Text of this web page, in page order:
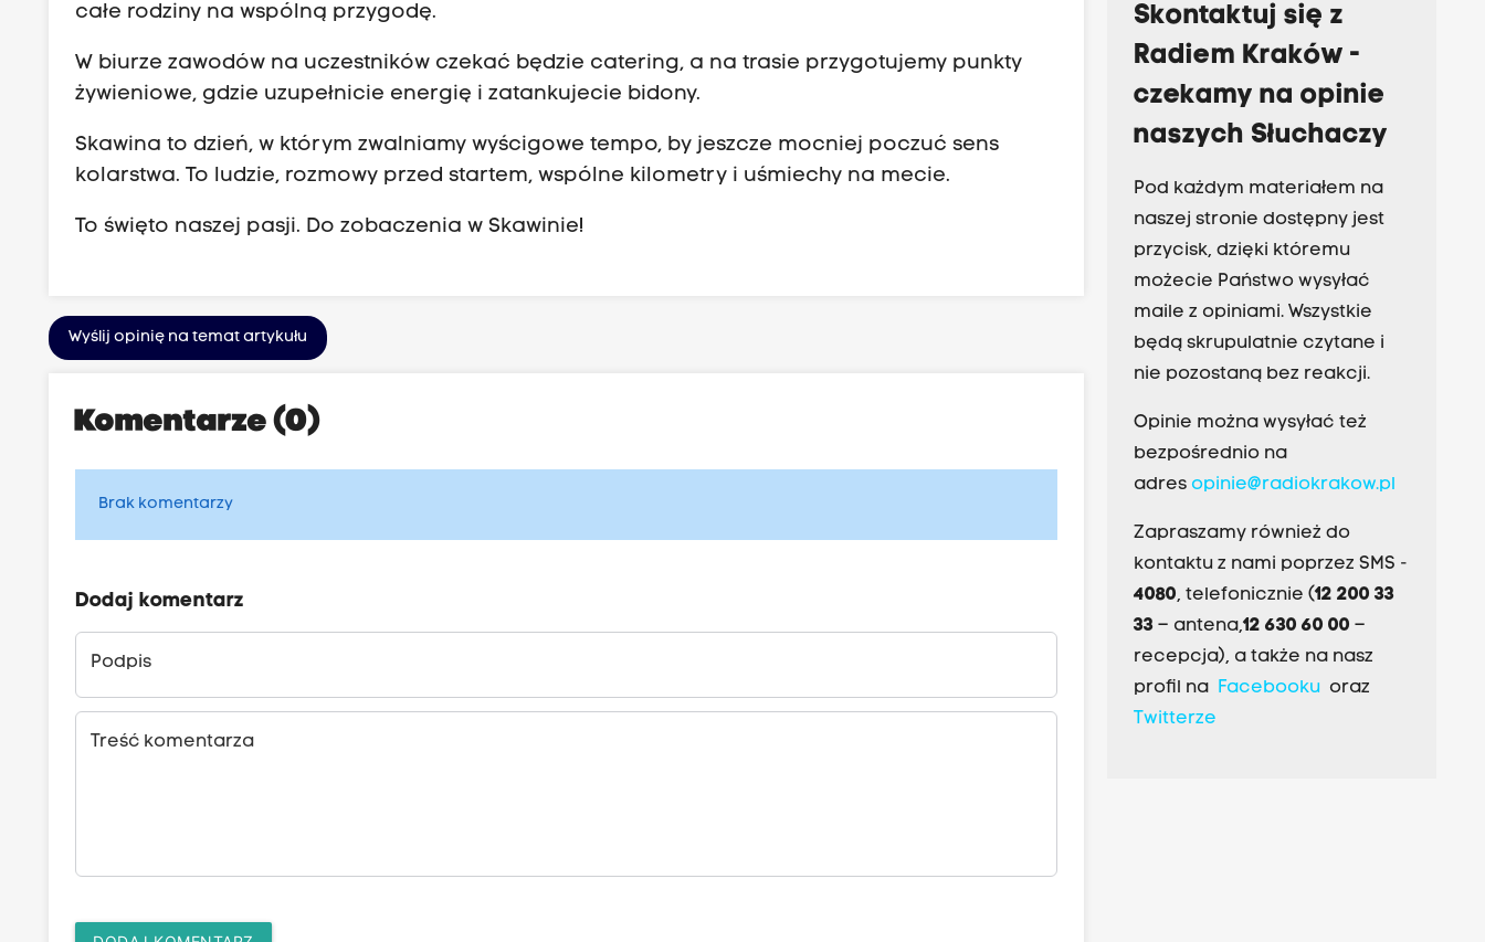
całe rodziny na wspólną przygodę.
W biurze zawodów na uczestników czekać będzie catering, a na trasie przygotujemy punkty
żywieniowe, gdzie uzupełnicie energię i zatankujecie bidony.
Skawina to dzień, w którym zwalniamy wyścigowe tempo, by jeszcze mocniej poczuć sens
kolarstwa. To ludzie, rozmowy przed startem, wspólne kilometry i uśmiechy na mecie.
To święto naszej pasji. Do zobaczenia w Skawinie!
Wyślij opinię na temat artykułu
Komentarze (0)
Brak komentarzy
Dodaj komentarz
Podpis
Treść komentarza
Skontaktuj się z
Radiem Kraków -
czekamy na opinie
naszych Słuchaczy
Pod każdym materiałem na
naszej stronie dostępny jest
przycisk, dzięki któremu
możecie Państwo wysyłać
maile z opiniami. Wszystkie
będą skrupulatnie czytane i
nie pozostaną bez reakcji.
Opinie można wysyłać też
bezpośrednio na
adres opinie@radiokrakow.pl
Zapraszamy również do
kontaktu z nami poprzez SMS -
4080, telefonicznie (12 200 33
33– antena,12 630 60 00 –
recepcja), a także na nasz
profil na Facebookuoraz
Twitterze